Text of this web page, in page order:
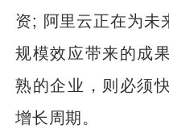
资; 阿里云正在为未
规模效应带来的成
熟的企业，则必须
增长周期。